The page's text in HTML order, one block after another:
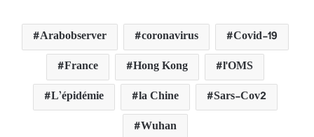
Arabobserver coronavirus
Covid-19
France
Hong Kong
l'OMS
L’épidémie
la Chine
Sars-Cov2
Wuhan